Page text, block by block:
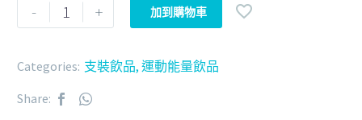
- + 加到購物車
Categories: 支裝飲品, 運動能量飲品
Share: